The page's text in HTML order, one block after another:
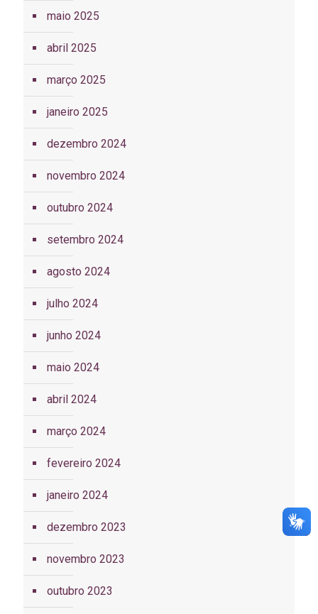
maio 2025
abril 2025
março 2025
janeiro 2025
dezembro 2024
novembro 2024
outubro 2024
setembro 2024
agosto 2024
julho 2024
junho 2024
maio 2024
abril 2024
março 2024
fevereiro 2024
janeiro 2024
dezembro 2023
novembro 2023
outubro 2023